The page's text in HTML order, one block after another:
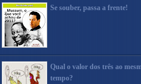
Se souber, passa a frente!
Qual o valor dos três ao
tempo?